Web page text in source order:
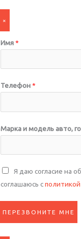
×
Имя*
Телефон*
Марка и модель авто,
С
о
л
а
с
Я даю согласие на
соглашаюсь с
ПЕРЕЗВОНИТЕ МНЕ